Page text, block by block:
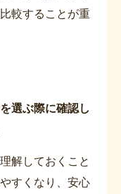
較することが重
選ぶ際に確認し
解しておくこと
すくなり、安心